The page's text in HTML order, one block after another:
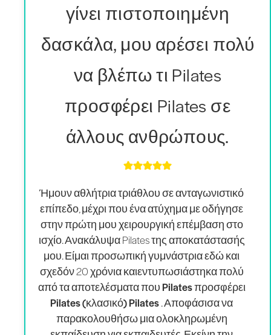
γίνει πιστοποιημένη
δασκάλα, μου αρέσει πολύ
να βλέπω τι Pilates
προσφέρει Pilates σε
άλλους ανθρώπους.
Ήμουν αθλήτρια τριάθλου σε ανταγωνιστικό
επίπεδο, μέχρι που ένα ατύχημα με οδήγησε
στην πρώτη μου χειρουργική επέμβαση στο
ισχίο. Ανακάλυψα Pilates της αποκατάστασής
μου. Είμαι προσωπική γυμνάστρια εδώ και
σχεδόν 20 χρόνια καιεντυπωσιάστηκα πολύ
από τα αποτελέσματα που Pilates προσφέρει
Pilates (κλασικό) Pilates. Αποφάσισα να
παρακολουθήσω μια ολοκληρωμένη